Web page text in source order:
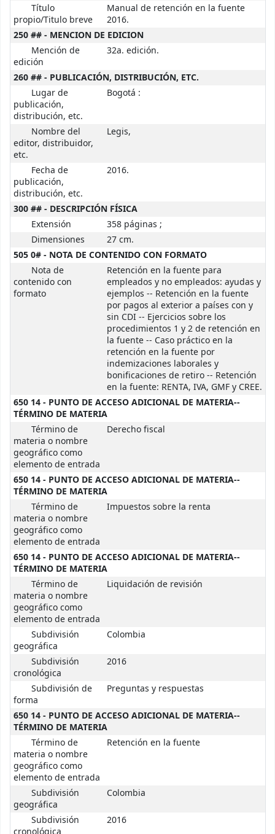
Título
propio/Titulo breve
Manual de retención en la fuente
2016.
250 ## - MENCION DE EDICION
Mención de
edición
32a. edición.
260 ## - PUBLICACIÓN, DISTRIBUCIÓN, ETC.
Lugar de
publicación,
distribución, etc.
Bogotá :
Nombre del
editor, distribuidor,
etc.
Legis,
Fecha de
publicación,
distribución, etc.
2016.
300 ## - DESCRIPCIÓN FÍSICA
Extensión
358 páginas ;
Dimensiones
27 cm.
505 0# - NOTA DE CONTENIDO CON FORMATO
Nota de
contenido con
formato
Retención en la fuente para
empleados y no empleados: ayudas y
ejemplos -- Retención en la fuente
por pagos al exterior a países con y
sin CDI -- Ejercicios sobre los
procedimientos 1 y 2 de retención en
la fuente -- Caso práctico en la
retención en la fuente por
indemizaciones laborales y
bonificaciones de retiro -- Retención
en la fuente: RENTA, IVA, GMF y CREE.
650 14 - PUNTO DE ACCESO ADICIONAL DE MATERIA--
TÉRMINO DE MATERIA
Término de
materia o nombre
geográfico como
elemento de entrada
Derecho fiscal
650 14 - PUNTO DE ACCESO ADICIONAL DE MATERIA--
TÉRMINO DE MATERIA
Término de
materia o nombre
geográfico como
elemento de entrada
Impuestos sobre la renta
650 14 - PUNTO DE ACCESO ADICIONAL DE MATERIA--
TÉRMINO DE MATERIA
Término de
materia o nombre
geográfico como
elemento de entrada
Liquidación de revisión
Subdivisión
geográfica
Colombia
Subdivisión
cronológica
2016
Subdivisión de
forma
Preguntas y respuestas
650 14 - PUNTO DE ACCESO ADICIONAL DE MATERIA--
TÉRMINO DE MATERIA
Término de
materia o nombre
geográfico como
elemento de entrada
Retención en la fuente
Subdivisión
geográfica
Colombia
Subdivisión
2016